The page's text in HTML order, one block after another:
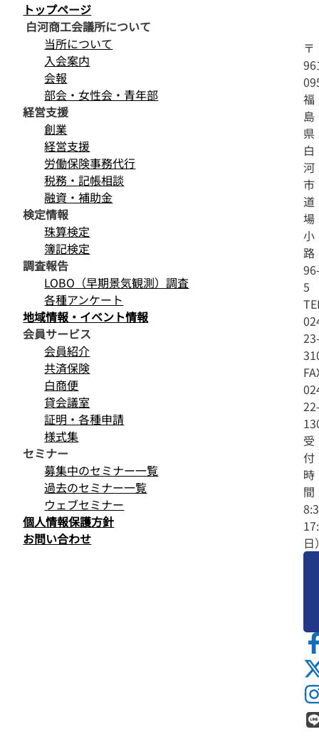
〒
福
島
県
白
河
市
道
場
小
路
5
受
付
時
間
日
トップページ
白河商工会議所について
当所について
入会案内
会報
部会・女性会・青年部
経営支援
創業
経営支援
労働保険事務代行
税務・記帳相談
融資・補助金
検定情報
珠算検定
簿記検定
調査報告
LOBO（早期景気観測）調査
各種アンケート
地域情報・イベント情報
会員サービス
会員紹介
共済保険
白商便
貸会議室
証明・各種申請
様式集
セミナー
募集中のセミナー一覧
過去のセミナー一覧
ウェブセミナー
個人情報保護方針
お問い合わせ